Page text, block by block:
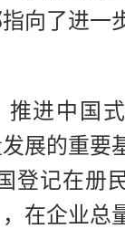
向了进一
推进中国
展的重要
登记在册
在企业总